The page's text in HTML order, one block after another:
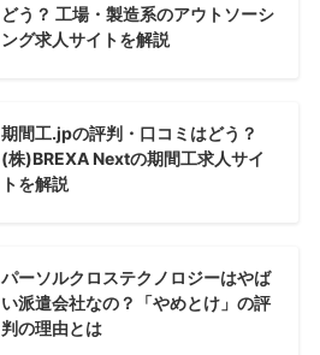
どう？ 工場・製造系のアウトソーシ
ング求人サイトを解説
期間工.jpの評判・口コミはどう？
(株)BREXA Nextの期間工求人サイ
トを解説
パーソルクロステクノロジーはやば
い派遣会社なの？「やめとけ」の評
判の理由とは